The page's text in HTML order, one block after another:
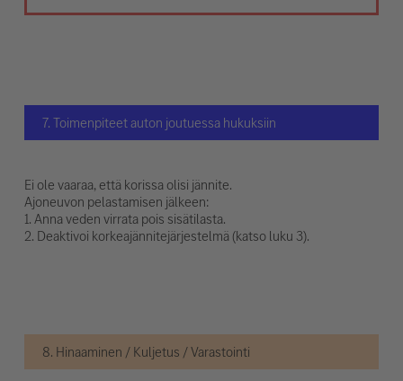
7. Toimenpiteet auton joutuessa hukuksiin
Ei ole vaaraa, että korissa olisi jännite.
Ajoneuvon pelastamisen jälkeen:
1. Anna veden virrata pois sisätilasta.
2. Deaktivoi korkeajännitejärjestelmä (katso luku 3).
8. Hinaaminen / Kuljetus / Varastointi